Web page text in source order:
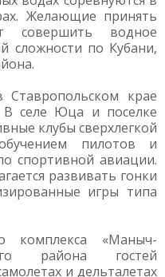
Желающие принять
совершить водное
сложности по Кубани,
крае
В селе Юца и поселке
клубы сверхлегкой
пилотов и
спортивной авиации.
развивать гонки
игры типа
комплекса «Маныч-
района гостей
и дельталетах